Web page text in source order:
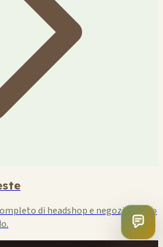
di headshop e negozi di fumo